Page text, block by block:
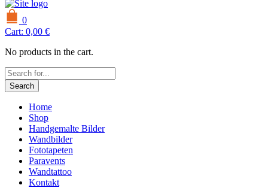
0
Cart: 0,00 €
No products in the cart.
Search
Home
Shop
Handgemalte Bilder
Wandbilder
Fototapeten
Paravents
Wandtattoo
Kontakt